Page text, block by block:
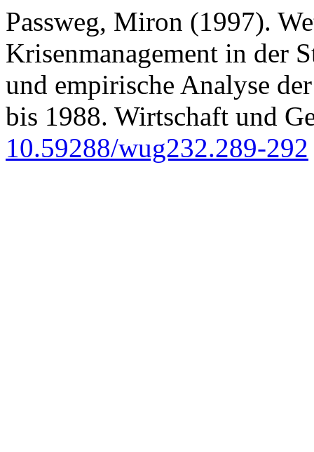
Passweg, Miron (1997).
Krisenmanagement in der
und empirische Analyse
bis 1988. Wirtschaft und
10.59288/wug232.289-292